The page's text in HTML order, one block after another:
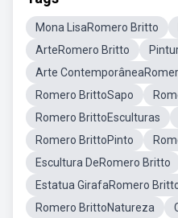
Mona LisaRomero Britto
ArteRomero Britto
Arte
Romero BrittoSapo
Romero BrittoEsculturas
Romero BrittoPinto
Escultura DeRomero Britto
Estatua GirafaRomero
Romero BrittoNatureza